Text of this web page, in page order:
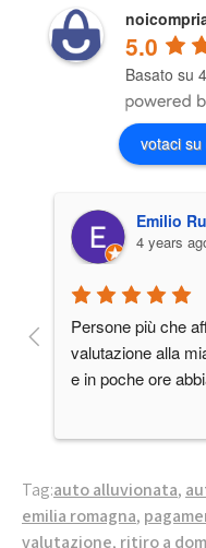
5.0
Basato su
votaci su
Emilio
4 years
Persone più che
valutazione alla
e in poche ore
Tag:auto alluvionata,
emilia romagna,
valutazione, ritiro a